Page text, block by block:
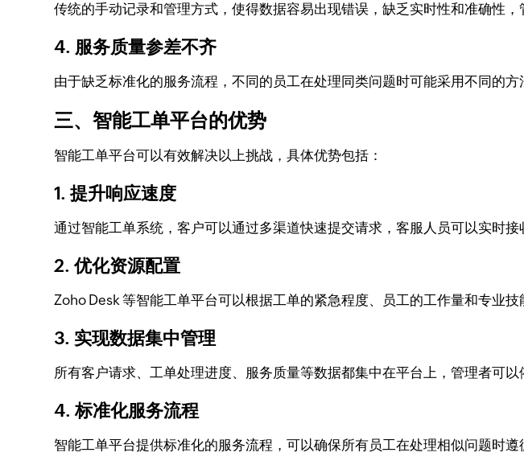
传统的手动记录和管理方式，使得数据容易出现错误，缺乏实时性和准确性，
4. 服务质量参差不齐
由于缺乏标准化的服务流程，不同的员工在处理同类问题时可能采用不同的方
三、智能工单平台的优势
智能工单平台可以有效解决以上挑战，具体优势包括：
1. 提升响应速度
通过智能工单系统，客户可以通过多渠道快速提交请求，客服人员可以实时
2. 优化资源配置
Zoho Desk 等智能工单平台可以根据工单的紧急程度、员工的工作量和专业
3. 实现数据集中管理
所有客户请求、工单处理进度、服务质量等数据都集中在平台上，管理者可
4. 标准化服务流程
智能工单平台提供标准化的服务流程，可以确保所有员工在处理相似问题时遵